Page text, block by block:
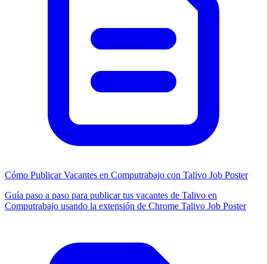
Cómo Publicar Vacantes en Computrabajo con Talivo Job Poster
Guía paso a paso para publicar tus vacantes de Talivo en
Computrabajo usando la extensión de Chrome Talivo Job Poster